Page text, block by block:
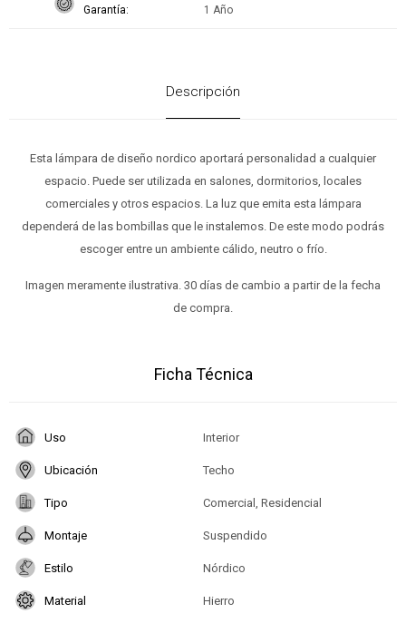
Garantía 1 Año
Descripción
Esta lámpara de diseño nordico aportará personalidad a cualquier
espacio. Puede ser utilizada en salones, dormitorios, locales
comerciales y otros espacios. La luz que emita esta lámpara
dependerá de las bombillas que le instalemos. De este modo podrás
escoger entre un ambiente cálido, neutro o frío.
Imagen meramente ilustrativa. 30 días de cambio a partir de la fecha
de compra.
Ficha Técnica
Uso Interior
Ubicación Techo
Tipo Comercial, Residencial
Montaje Suspendido
Estilo Nórdico
Material Hierro